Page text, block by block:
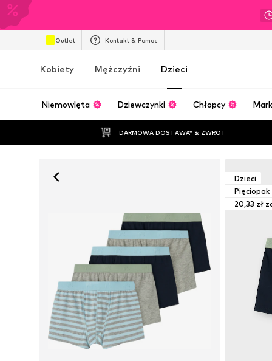
Outlet Kontakt & Pomoc
Kobiety Mężczyźni Dzieci
Niemowlęta Dziewczynki Chłopcy
DARMOWA DOSTAWA* & ZWROT
Dzieci
Pięciopak
20,33 zł